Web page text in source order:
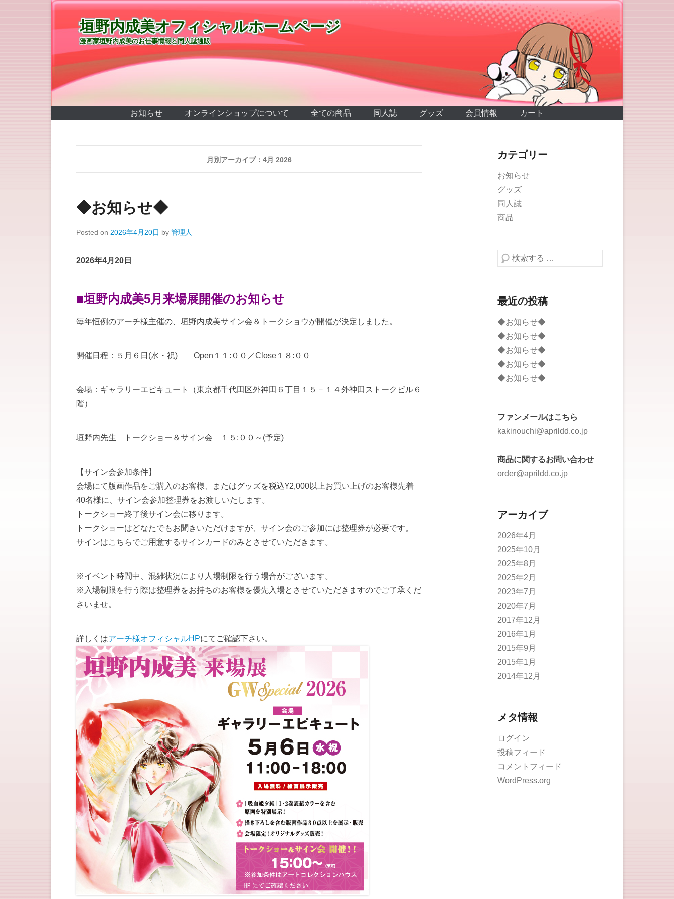
垣野内成美オフィシャルホームページ
漫画家垣野内成美のお仕事情報と同人誌通販
お知らせ オンラインショップについて 全ての商品 同人誌 グッズ 会員情報 カート
月別アーカイブ： 4月 2026
◆お知らせ◆
Posted on 2026年4月20日 by 管理人
2026年4月20日
■垣野内成美5月来場展開催のお知らせ
毎年恒例のアーチ様主催の、垣野内成美サイン会＆トークショウが開催が決定しました。
開催日程：５月６日(水・祝) Open１１:００／Close１８:００
会場：ギャラリーエピキュート（東京都千代田区外神田６丁目１５－１４外神田ストークビル６
階）
垣野内先生 トークショー＆サイン会 １５:００～(予定)
【サイン会参加条件】
会場にて版画作品をご購入のお客様、またはグッズを税込¥2,000以上お買い上げのお客様先着
40名様に、サイン会参加整理券をお渡しいたします。
トークショー終了後サイン会に移ります。
トークショーはどなたでもお聞きいただけますが、サイン会のご参加には整理券が必要です。
サインはこちらでご用意するサインカードのみとさせていただきます。
※イベント時間中、混雑状況により人場制限を行う場合がございます。
※入場制限を行う際は整理券をお持ちのお客様を優先入場とさせていただきますのでご了承くだ
さいませ。
詳しくはアーチ様オフィシャルHPにてご確認下さい。
カテゴリー
お知らせ
グッズ
同人誌
商品
検索する
最近の投稿
◆お知らせ◆
◆お知らせ◆
◆お知らせ◆
◆お知らせ◆
◆お知らせ◆
ファンメールはこちら
kakinouchi@aprildd.co.jp
商品に関するお問い合わせ
order@aprildd.co.jp
アーカイブ
2026年4月
2025年10月
2025年8月
2025年2月
2023年7月
2020年7月
2017年12月
2016年1月
2015年9月
2015年1月
2014年12月
メタ情報
ログイン
投稿フィード
コメントフィード
WordPress.org